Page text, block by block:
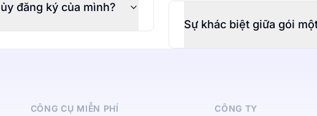
đăng ký của mình?
Sự khác biệt giữa gói
CÔNG CỤ MIỄN PHÍ CÔNG TY